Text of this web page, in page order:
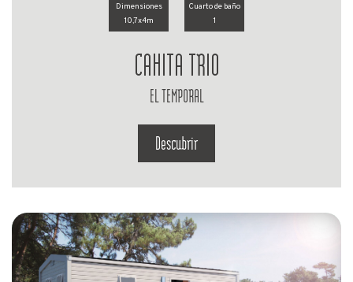
Dimensiones
10,7x4m
Cuarto de baño
1
CAHITA TRIO
EL TEMPORAL
Descubrir